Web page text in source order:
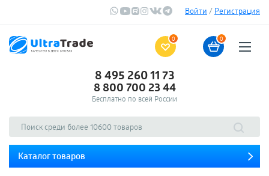
Войти / Регистрация
0 0
8 495 260 11 73
8 800 700 23 44
Бесплатно по всей России
Каталог товаров